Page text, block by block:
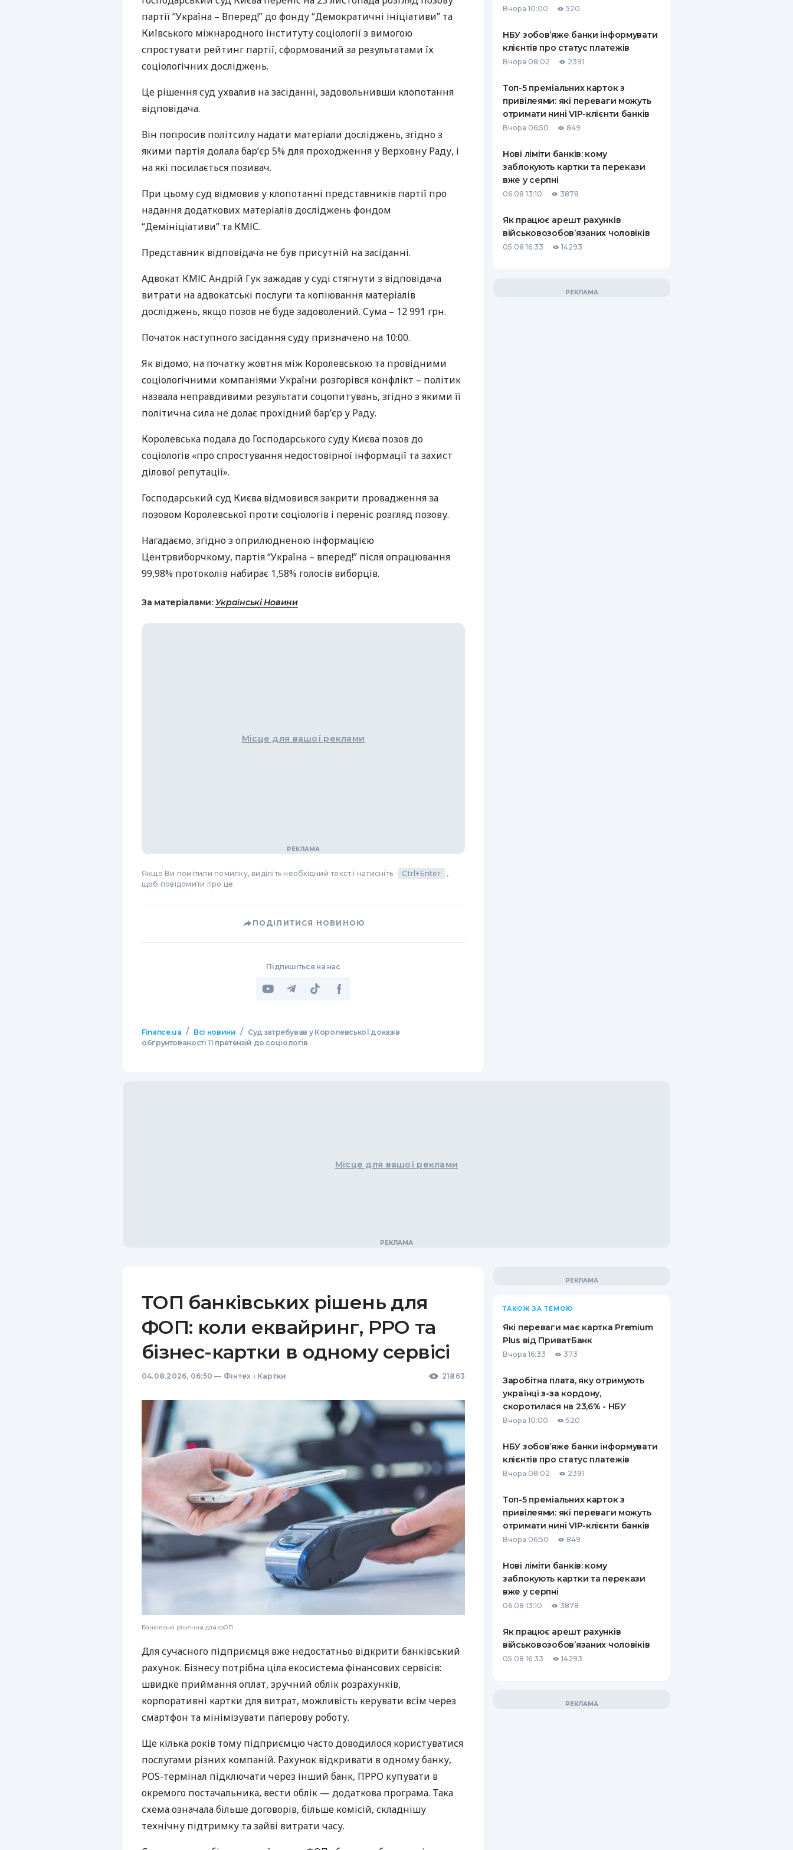
РЕЙТИНГ ДЕБЕТОВИХ
КАРТОК
ЩОМІСЯЧНИЙ ОГЛЯД
ПУТІВНИКИ ПО
СТРАХУВАННЮ
ВСІ СТРАХОВІ ПОЛІСИ
ВІДГУКИ ПРО СТРАХОВІ
КОМПАНІЇ
КОНТАКТИ
партії “Україна – Вперед!” до фонду “Демократичні ініціативи” та
Київського міжнародного інституту соціології з вимогою
спростувати рейтинг партії, сформований за результатами їх
соціологічних досліджень.
Це рішення суд ухвалив на засіданні, задовольнивши клопотання
відповідача.
Він попросив політсилу надати матеріали досліджень, згідно з
якими партія долала бар’єр 5% для проходження у Верховну Раду, і
на які посилається позивач.
При цьому суд відмовив у клопотанні представників партії про
надання додаткових матеріалів досліджень фондом
“Демініціативи” та КМІС.
Представник відповідача не був присутній на засіданні.
Адвокат КМІСАндрій Гук зажадав у суді стягнути з відповідача
витрати на адвокатські послуги та копіювання матеріалів
досліджень, якщо позов не буде задоволений. Сума – 12 991 грн.
Початок наступного засідання суду призначено на 10:00.
Як відомо, на початку жовтня між Королевською та провідними
соціологічними компаніями України розгорівся конфлікт – політик
назвала неправдивими результати соцопитувань, згідно з якими її
політична сила не долає прохідний бар’єр у Раду.
Королевська подала до Господарського суду Києва позов до
соціологів «про спростування недостовірної інформації та захист
ділової репутації».
Господарський суд Києва відмовився закрити провадження за
позовом Королевської проти соціологів і переніс розгляд позову.
Нагадаємо, згідно з оприлюдненою інформацією
Центрвиборчкому, партія “Україна – вперед!” після опрацювання
99,98% протоколів набирає 1,58% голосів виборців.
За матеріалами: Українські Новини
Місце для вашої реклами
Якщо Ви помітили помилку, виділіть необхідний текст і натисніть Ctrl+Enter
,
щоб повідомити про це.
ПОДІЛИТИСЯ НОВИНОЮ
Підпишіться на нас
Finance.ua / Всі новини / Суд затребував у Королевської доказів
обґрунтованості її претензій до соціологів
Вчора 10:00 520
НБУ зобов’яже банки інформувати
клієнтів про статус платежів
Вчора 08:02 2391
Топ-5 преміальних карток з
привілеями: які переваги можуть
отримати нині VIP-клієнти банків
Вчора 06:50 849
Нові ліміти банків: кому
заблокують картки та перекази
вже у серпні
06.08 13:10 3878
Як працює арешт рахунків
військовозобов’язаних чоловіків
05.08 16:33 14293
Місце для вашої реклами
ТОП банківських рішень для
ФОП: коли еквайринг, РРО та
бізнес-картки в одному сервісі
04.08.2026, 06:50 — Фінтех і Картки 21863
Банківські рішення для ФОП
Для сучасного підприємця вже недостатньо відкрити банківський
рахунок. Бізнесу потрібна ціла екосистема фінансових сервісів:
швидке приймання оплат, зручний облік розрахунків,
корпоративні картки для витрат, можливість керувати всім через
смартфон та мінімізувати паперову роботу.
Ще кілька років тому підприємцю часто доводилося користуватися
послугами різних компаній. Рахунок відкривати в одному банку,
POS-термінал підключати через інший банк, ПРРО купувати в
окремого постачальника, вести облік — додаткова програма. Така
схема означала більше договорів, більше комісій, складнішу
технічну підтримку та зайві витрати часу.
ТАКОЖ ЗА ТЕМОЮ
Які переваги має картка Premium
Plus від ПриватБанк
Вчора 16:33 373
Заробітна плата, яку отримують
українці з-за кордону,
скоротилася на 23,6% - НБУ
Вчора 10:00 520
НБУ зобов’яже банки інформувати
клієнтів про статус платежів
Вчора 08:02 2391
Топ-5 преміальних карток з
привілеями: які переваги можуть
отримати нині VIP-клієнти банків
Вчора 06:50 849
Нові ліміти банків: кому
заблокують картки та перекази
вже у серпні
06.08 13:10 3878
Як працює арешт рахунків
військовозобов’язаних чоловіків
05.08 16:33 14293